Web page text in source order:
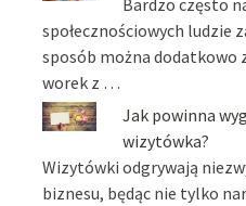
Bardzo często
społecznościowych ludzie
sposób można dodatkowo
worek z …
Jak powinna
wizytówka?
Wizytówki odgrywają
biznesu, będąc nie tylko